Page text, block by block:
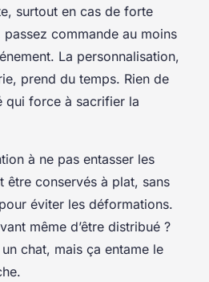
surtout en cas de forte
commande au moins
La personnalisation,
prend du temps. Rien de
qui force à sacrifier la
à ne pas entasser les
être conservés à plat, sans
éviter les déformations.
même d’être distribué ?
chat, mais ça entame le